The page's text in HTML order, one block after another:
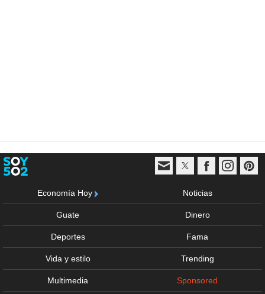
Economía Hoy Noticias
Guate Dinero
Deportes Fama
Vida y estilo Trending
Multimedia Sponsored